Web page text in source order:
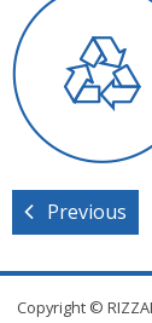
CONTATTI
Previous
Copyright ©